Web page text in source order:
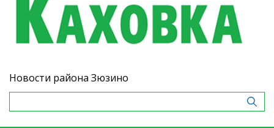
Новости района Зюзино